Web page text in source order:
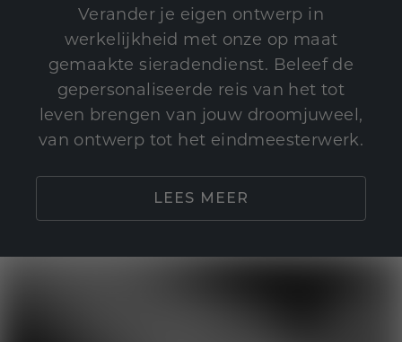
Verander je eigen ontwerp in
werkelijkheid met onze op maat
gemaakte sieradendienst. Beleef de
gepersonaliseerde reis van het tot
leven brengen van jouw droomjuweel,
van ontwerp tot het eindmeesterwerk.
LEES MEER